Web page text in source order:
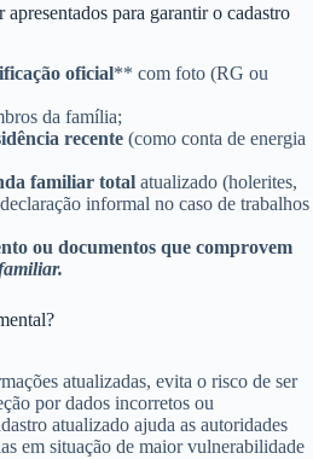
para garantir o cadastro
oficial** com foto (RG ou
da família;
recente (como conta de energia
familiar total atualizado (holerites,
informal no caso de trabalhos
ou documentos que comprovem
atualizadas, evita o risco de ser
por dados incorretos ou
atualizado ajuda as autoridades
em situação de maior vulnerabilidade